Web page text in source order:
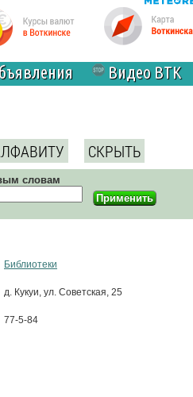
Видео ВТК
СКРЫТЬ
словам
Библиотеки
д. Кукуи, ул. Советская, 25
77-5-84